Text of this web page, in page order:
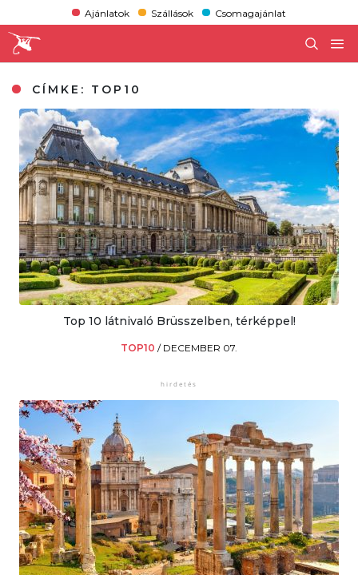
Ajánlatok Szállások Csomagajánlat
CÍMKE: TOP10
Top 10 látnivaló Brüsszelben, térképpel!
TOP10 / DECEMBER 07.